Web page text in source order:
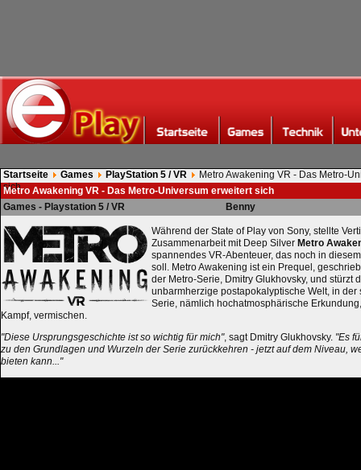
Startseite Games PlayStation 5 / VR
Metro Awakening VR - Das Metro-
sich
Metro Awakening VR - Das Metro-Universum erweitert sich
Games - Playstation 5 / VR
Benny
Während der State of Play von Sony, stellte
Zusammenarbeit mit Deep Silver Metro
spannendes VR-Abenteuer, das noch in
soll. Metro Awakening ist ein Prequel,
der Metro-Serie, Dmitry Glukhovsky, und stürzt
unbarmherzige postapokalyptische Welt, in
Serie, nämlich hochatmosphärische
Kampf, vermischen.
"Diese Ursprungsgeschichte ist so wichtig für mich", sagt Dmitry Glukhovsky. "Es
zu den Grundlagen und Wurzeln der Serie zurückkehren - jetzt auf dem Niveau,
bieten kann..."